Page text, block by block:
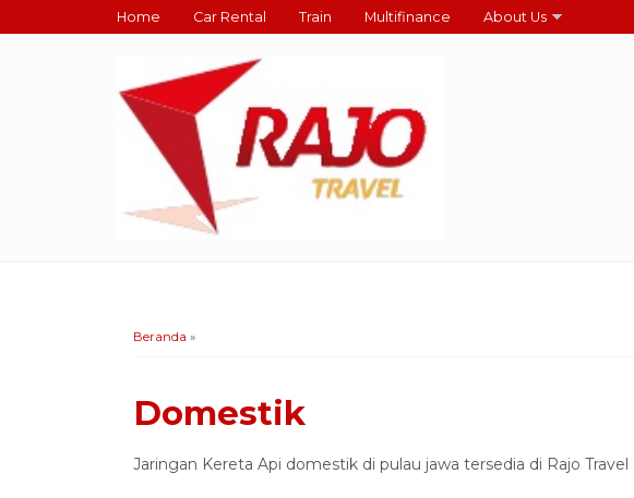
Home Car Rental Train Multifinance About Us
Beranda »
Domestik
Jaringan Kereta Api domestik di pulau jawa tersedia di Rajo Travel